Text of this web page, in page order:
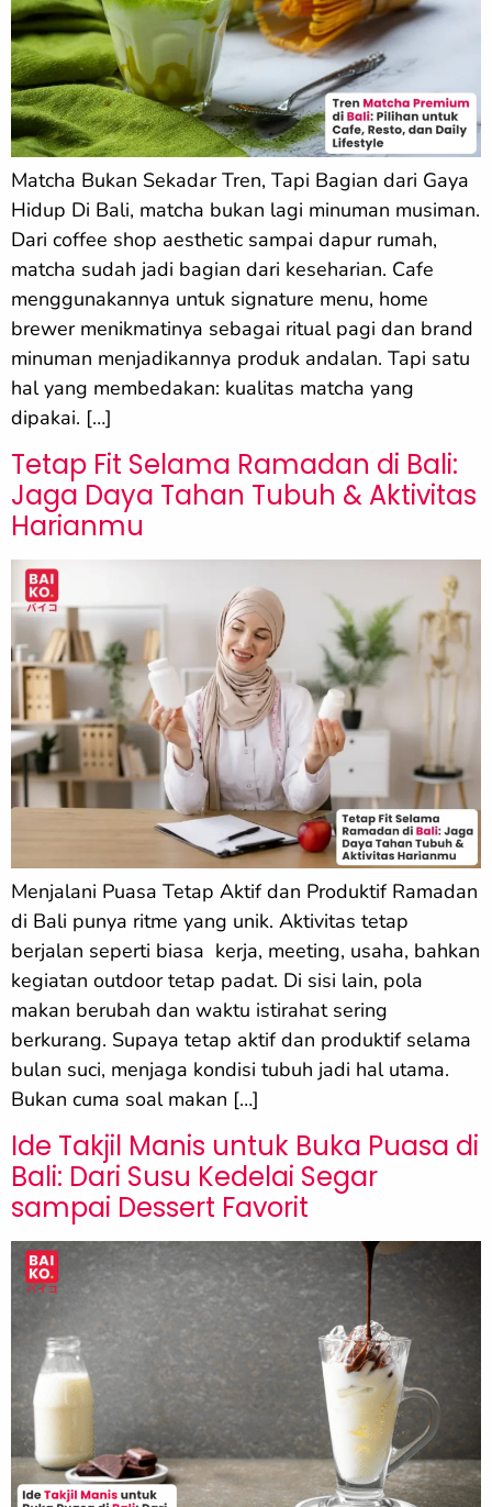
Matcha Bukan Sekadar Tren, Tapi Bagian dari Gaya
Hidup Di Bali, matcha bukan lagi minuman musiman.
Dari coffee shop aesthetic sampai dapur rumah,
matcha sudah jadi bagian dari keseharian. Cafe
menggunakannya untuk signature menu, home
brewer menikmatinya sebagai ritual pagi dan brand
minuman menjadikannya produk andalan. Tapi satu
hal yang membedakan: kualitas matcha yang
dipakai. […]
Tetap Fit Selama Ramadan di Bali:
Jaga Daya Tahan Tubuh & Aktivitas
Harianmu
Menjalani Puasa Tetap Aktif dan Produktif Ramadan
di Bali punya ritme yang unik. Aktivitas tetap
berjalan seperti biasa kerja, meeting, usaha, bahkan
kegiatan outdoor tetap padat. Di sisi lain, pola
makan berubah dan waktu istirahat sering
berkurang. Supaya tetap aktif dan produktif selama
bulan suci, menjaga kondisi tubuh jadi hal utama.
Bukan cuma soal makan […]
Ide Takjil Manis untuk Buka Puasa di
Bali: Dari Susu Kedelai Segar
sampai Dessert Favorit